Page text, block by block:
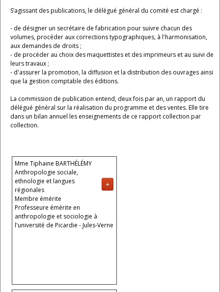
S’agissant des publications, le délégué général du comité est chargé :
- de désigner un secrétaire de fabrication pour suivre chacun des
volumes, procéder aux corrections typographiques, à l'harmonisation,
aux demandes de droits ;
- de procéder au choix des maquettistes et des imprimeurs et au suivi de
leurs travaux ;
- d'assurer la promotion, la diffusion et la distribution des ouvrages ainsi
que la gestion comptable des éditions.
La commission de publication entend, deux fois par an, un rapport du
délégué général sur la réalisation du programme et des ventes. Elle tire
dans un bilan annuel les enseignements de ce rapport collection par
collection.
Mme Tiphaine BARTHÉLÉMY
+
Anthropologie sociale,
ethnologie et langues
régionales
Membre émérite
Professeure émérite en
anthropologie et sociologie à
l'université de Picardie - Jules-Verne